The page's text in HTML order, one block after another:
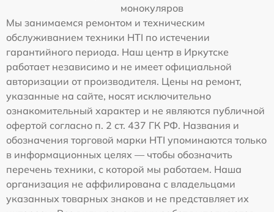
монокуляров
Мы занимаемся ремонтом и техническим
обслуживанием техники HTI по истечении
гарантийного периода. Наш центр в Иркутске
работает независимо и не имеет официальной
авторизации от производителя. Цены на ремонт,
указанные на сайте, носят исключительно
ознакомительный характер и не являются публичной
офертой согласно п. 2 ст. 437 ГК РФ. Названия и
обозначения торговой марки HTI упоминаются только
в информационных целях — чтобы обозначить
перечень техники, с которой мы работаем. Наша
организация не аффилирована с владельцами
указанных товарных знаков и не представляет их